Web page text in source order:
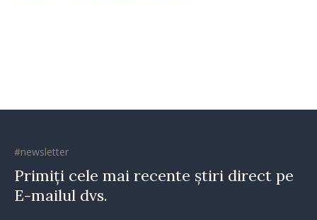
#newsletter
Primiți cele mai recente știri direct pe
E-mailul dvs.